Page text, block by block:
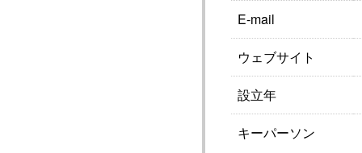
E-mail
ウェブサイト
設立年
キーパーソン